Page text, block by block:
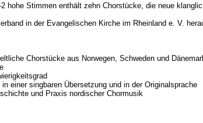
hohe Stimmen enthält zehn Chorstücke, die neue
in der Evangelischen Kirche im Rheinland e. V.
Chorstücke aus Norwegen, Schweden und
einer singbaren Übersetzung und in der Originalsprache
und Praxis nordischer Chormusik